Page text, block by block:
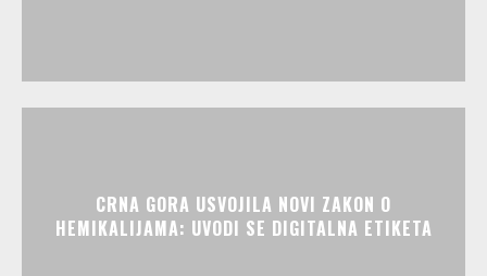
CRNA GORA USVOJILA NOVI ZAKON O
HEMIKALIJAMA: UVODI SE DIGITALNA ETIKETA